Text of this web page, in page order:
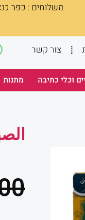
משלוחים : כפר
צור קשר
וכלי כתיבה מתנות